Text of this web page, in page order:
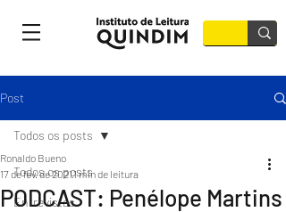
Post
Todos os posts
Entrevistas
Todos os posts
PODCAST: Penélope Martins
Ronaldo Bueno
17 de fev. de 20211 min de leitura